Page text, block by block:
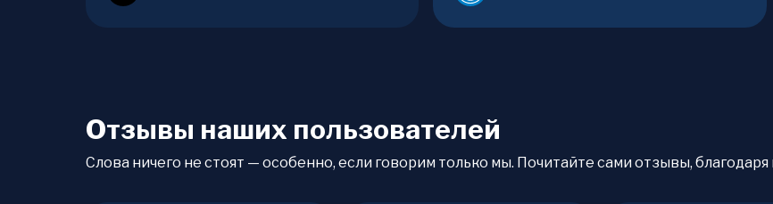
Отзывы наших пользователей
Слова ничего не стоят — особенно, если говорим только мы. Почитайте сами отзывы,